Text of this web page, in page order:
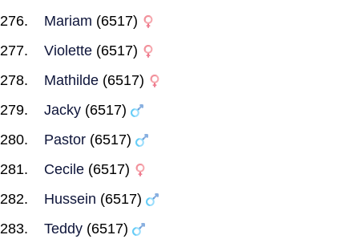
Mariam (6517)
Violette (6517)
Mathilde (6517)
Jacky (6517)
Pastor (6517)
Cecile (6517)
Hussein (6517)
Teddy (6517)